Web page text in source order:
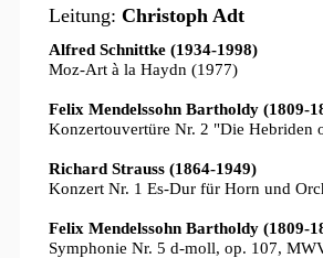
Leitung: Christoph Adt
Alfred Schnittke (1934-1998)
Moz-Art à la Haydn (1977)
Felix Mendelssohn Bartholdy (1809-
Konzertouvertüre Nr. 2 "Die Hebriden
Richard Strauss (1864-1949)
Konzert Nr. 1 Es-Dur für Horn und
Felix Mendelssohn Bartholdy (1809-
Symphonie Nr. 5 d-moll, op. 107,